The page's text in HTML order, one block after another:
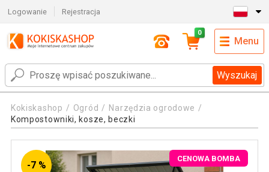
Logowanie Rejestracja
Wyszukaj
0
Menu
Kokiskashop Ogród
Narzędzia ogrodowe
Kompostowniki, kosze, beczki
-7 %
CENOWA BOMBA